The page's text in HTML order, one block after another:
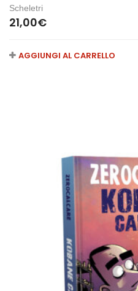
Scheletri
21,00€
AGGIUNGI AL CARRELLO